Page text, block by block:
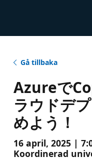
Gå tillbaka
Azureで
ラウドデ
めよう！
16 april, 2025 |
Koordinerad